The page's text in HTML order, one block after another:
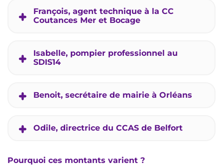
François, agent technique à la CC
Coutances Mer et Bocage
Isabelle, pompier professionnel au
SDIS14
Benoit, secrétaire de mairie à Orléans
Odile, directrice du CCAS de Belfort
Pourquoi ces montants varient ?